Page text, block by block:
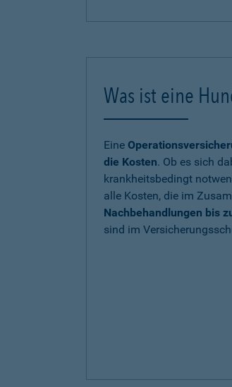
Was ist eine
Eine
die Kosten. Ob es sich
krankheitsbedingt
alle Kosten, die im
Nachbehandlungen bis
sind im